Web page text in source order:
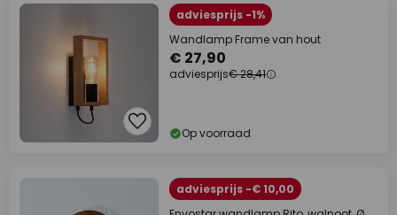
adviesprijs -1%
Wandlamp Frame van hout
€ 27,90
adviesprijs€ 28,41
Op voorraad
adviesprijs -€ 10,00